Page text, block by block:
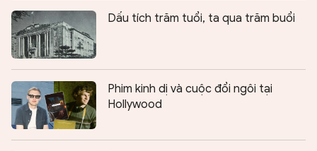
Dấu tích trăm tuổi, ta qua trăm buổi
Phim kinh dị và cuộc đổi ngôi tại
Hollywood